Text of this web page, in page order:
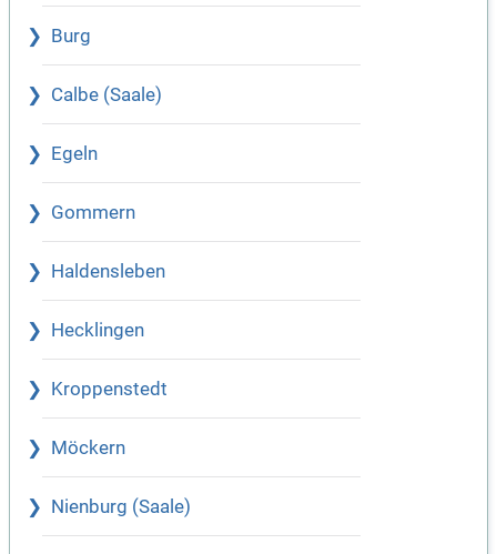
Burg
Calbe (Saale)
Egeln
Gommern
Haldensleben
Hecklingen
Kroppenstedt
Möckern
Nienburg (Saale)